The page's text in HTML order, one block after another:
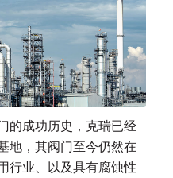
的成功历史，克瑞已经
地，其阀门至今仍然在
行业、以及具有腐蚀性